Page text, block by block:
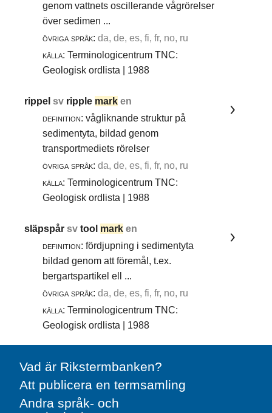
genom vattnets oscillerande vågrörelser
över sedimen ...
övriga språk: da, de, es, fi, fr, no, ru
källa: Terminologicentrum TNC:
Geologisk ordlista | 1988
rippelsv ripple mark en
definition: vågliknande struktur på
sedimentyta, bildad genom
transportmediets rörelser
övriga språk: da, de, es, fi, fr, no, ru
källa: Terminologicentrum TNC:
Geologisk ordlista | 1988
släpspårsvtool mark en
definition: fördjupning i sedimentyta
bildad genom att föremål, t.ex.
bergartspartikel ell ...
övriga språk: da, de, es, fi, fr, no, ru
källa: Terminologicentrum TNC:
Geologisk ordlista | 1988
Vad är Rikstermbanken?
Att publicera en termsamling
Andra språk- och